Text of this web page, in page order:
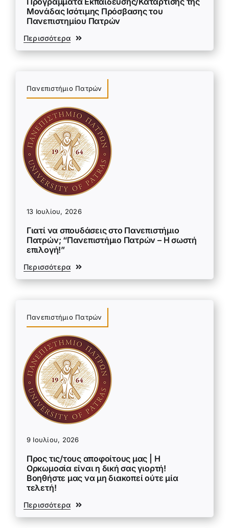
Μονάδας Ισότιμης Πρόσβασης του
Πανεπιστημίου Πατρών
Περισσότερα
Πανεπιστήμιο Πατρών
13 Ιουλίου, 2026
Γιατί να σπουδάσεις στο Πανεπιστήμιο
Πατρών; “Πανεπιστήμιο Πατρών – Η σωστή
επιλογή!”
Περισσότερα
Πανεπιστήμιο Πατρών
9 Ιουλίου, 2026
Προς τις/τους αποφοίτους μας | Η
Ορκωμοσία είναι η δική σας γιορτή!
Βοηθήστε μας να μη διακοπεί ούτε μία
τελετή!
Περισσότερα